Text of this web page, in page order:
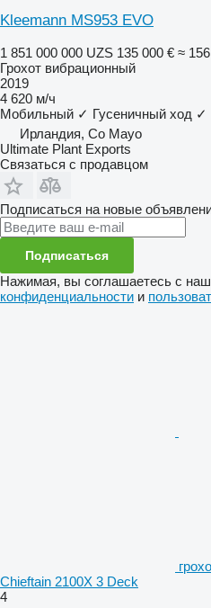
Kleemann MS953 EVO
1 851 000 000 UZS 135 000 € ≈
Грохот вибрационный
2019
4 620 м/ч
Мобильный ✓ Гусеничный ход ✓
Ирландия, Co Mayo
Ultimate Plant Exports
Связаться с продавцом
Подписаться на новые
Подписаться
Нажимая, вы соглашаетесь с
конфиденциальности и
Chieftain 2100X 3 Deck
4